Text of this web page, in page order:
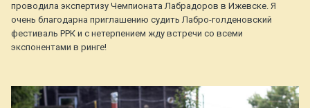
проводила экспертизу Чемпионата Лабрадоров в Ижевске. Я
очень благодарна приглашению судить Лабро-голденовский
фестиваль РРК и с нетерпением жду встречи со всеми
экспонентами в ринге!